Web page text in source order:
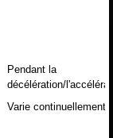
Pendant la
décélération/
Varie continuellement